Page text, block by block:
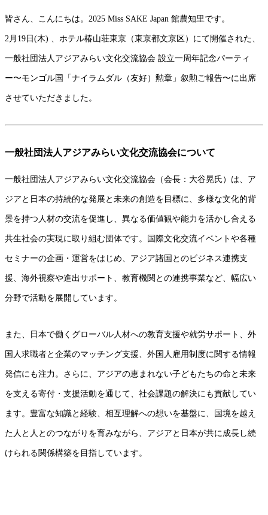
皆さん、こんにちは。2025 Miss SAKE Japan 館農知里です。
2月19日(木) 、ホテル椿山荘東京（東京都文京区）にて開催された、
一般社団法人アジアみらい文化交流協会 設立一周年記念パーティ
ー〜モンゴル国「ナイラムダル（友好）勲章」叙勲ご報告〜に出席
させていただきました。
一般社団法人アジアみらい文化交流協会について
一般社団法人アジアみらい文化交流協会（会長：大谷晃氏）は、ア
ジアと日本の持続的な発展と未来の創造を目標に、多様な文化的背
景を持つ人材の交流を促進し、異なる価値観や能力を活かし合える
共生社会の実現に取り組む団体です。国際文化交流イベントや各種
セミナーの企画・運営をはじめ、アジア諸国とのビジネス連携支
援、海外視察や進出サポート、教育機関との連携事業など、幅広い
分野で活動を展開しています。
また、日本で働くグローバル人材への教育支援や就労サポート、外
国人求職者と企業のマッチング支援、外国人雇用制度に関する情報
発信にも注力。さらに、アジアの恵まれない子どもたちの命と未来
を支える寄付・支援活動を通じて、社会課題の解決にも貢献してい
ます。豊富な知識と経験、相互理解への想いを基盤に、国境を越え
た人と人とのつながりを育みながら、アジアと日本が共に成長し続
けられる関係構築を目指しています。